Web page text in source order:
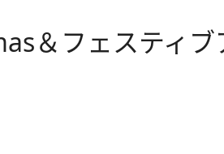
＆フェスティブ